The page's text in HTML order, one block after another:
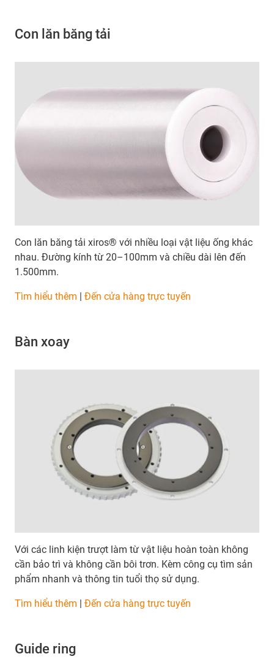
Con lăn băng tải
Con lăn băng tải xiros® với nhiều loại vật liệu ống khác
nhau. Đường kính từ 20–100mm và chiều dài lên đến
1.500mm.
Tìm hiểu thêm | Đến cửa hàng trực tuyến
Bàn xoay
Với các linh kiện trượt làm từ vật liệu hoàn toàn không
cần bảo trì và không cần bôi trơn. Kèm công cụ tìm sản
phẩm nhanh và thông tin tuổi thọ sử dụng.
​​​​​​​Tìm hiểu thêm | Đến cửa hàng trực tuyến
Guide ring